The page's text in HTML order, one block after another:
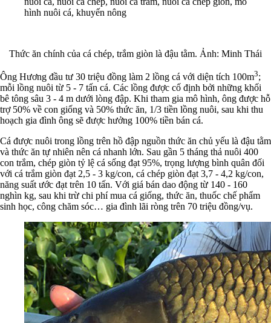
hình nuôi cá, khuyến nông
Thức ăn chính của cá chép, trắm giòn là đậu tằm. Ảnh: Minh Thái
Ông Hương đầu tư 30 triệu đồng làm 2 lồng cá với diện tích 100m3;
mỗi lồng nuôi từ 5 - 7 tấn cá. Các lồng được cố định bởi những khối
bê tông sâu 3 - 4 m dưới lòng đập. Khi tham gia mô hình, ông được hỗ
trợ 50% về con giống và 50% thức ăn, 1/3 tiền lồng nuôi, sau khi thu
hoạch gia đình ông sẽ được hưởng 100% tiền bán cá.
Cá được nuôi trong lồng trên hồ đập nguồn thức ăn chủ yếu là đậu tằm
và thức ăn tự nhiên nên cá nhanh lớn. Sau gần 5 tháng thả nuôi 400
con trắm, chép giòn tỷ lệ cá sống đạt 95%, trọng lượng bình quân đối
với cá trắm giòn đạt 2,5 - 3 kg/con, cá chép giòn đạt 3,7 - 4,2 kg/con,
năng suất ước đạt trên 10 tấn. Với giá bán dao động từ 140 - 160
nghìn kg, sau khi trừ chi phí mua cá giống, thức ăn, thuốc chế phẩm
sinh học, công chăm sóc… gia đình lãi ròng trên 70 triệu đồng/vụ.